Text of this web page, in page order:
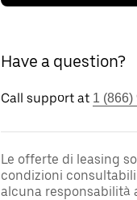
Have a question?
Call support at 1 (866)
Le offerte di leasing
condizioni
alcuna responsabilità